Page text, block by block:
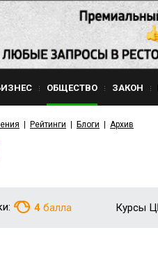
ОБЩЕСТВО ЗАКОН
Рейтинги Блоги Архив
4 балла Курсы